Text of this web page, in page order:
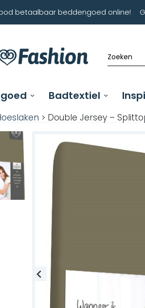
betaalbaar beddengoed online!
Badtextiel
> Double Jersey –